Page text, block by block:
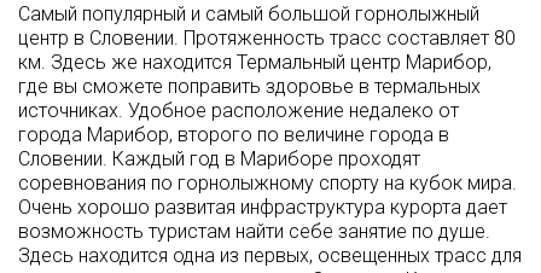
Самый популярный и самый большой горнолыжный
центр в Словении. Протяженность трасс составляет 80
км. Здесь же находится Термальный центр Марибор,
где вы сможете поправить здоровье в термальных
источниках. Удобное расположение недалеко от
города Марибор, второго по величине города в
Словении. Каждый год в Мариборе проходят
соревнования по горнолыжному спорту на кубок мира.
Очень хорошо развитая инфраструктура курорта дает
возможность туристам найти себе занятие по душе.
Здесь находится одна из первых, освещенных трасс для